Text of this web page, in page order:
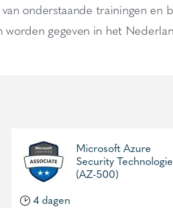
onderstaande trainingen en
worden gegeven in het
Microsoft Azure
Security
(AZ-500)
4 dagen